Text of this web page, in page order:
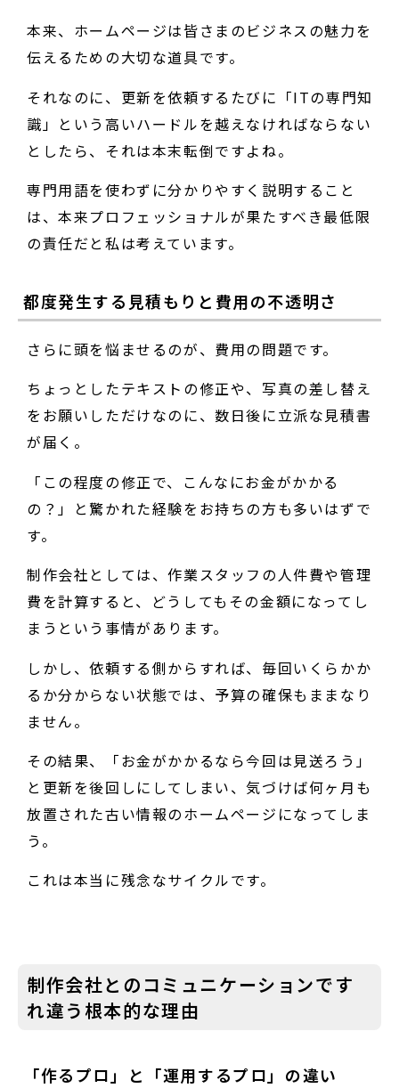
本来、ホームページは皆さまのビジネスの魅力を
伝えるための大切な道具です。
それなのに、更新を依頼するたびに「ITの専門知
識」という高いハードルを越えなければならない
としたら、それは本末転倒ですよね。
専門用語を使わずに分かりやすく説明すること
は、本来プロフェッショナルが果たすべき最低限
の責任だと私は考えています。
都度発生する見積もりと費用の不透明さ
さらに頭を悩ませるのが、費用の問題です。
ちょっとしたテキストの修正や、写真の差し替え
をお願いしただけなのに、数日後に立派な見積書
が届く。
「この程度の修正で、こんなにお金がかかる
の？」と驚かれた経験をお持ちの方も多いはずで
す。
制作会社としては、作業スタッフの人件費や管理
費を計算すると、どうしてもその金額になってし
まうという事情があります。
しかし、依頼する側からすれば、毎回いくらかか
るか分からない状態では、予算の確保もままなり
ません。
その結果、「お金がかかるなら今回は見送ろう」
と更新を後回しにしてしまい、気づけば何ヶ月も
放置された古い情報のホームページになってしま
う。
これは本当に残念なサイクルです。
制作会社とのコミュニケーションです
れ違う根本的な理由
「作るプロ」と「運用するプロ」の違い